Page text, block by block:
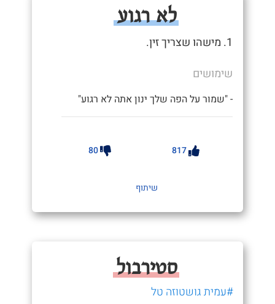
לא רגוע
1. מישהו שצריך זין.
שימושים
- "שמור על הפה שלך ינון אתה לא רגוע"
817
80
שיתוף
סטירבול
#עמית גושטוזה טל